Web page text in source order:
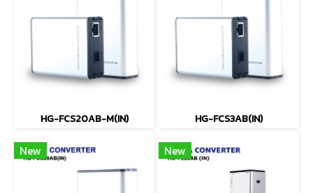
HG-FCS20AB-M(IN) HG-FCS3AB(IN)
New New